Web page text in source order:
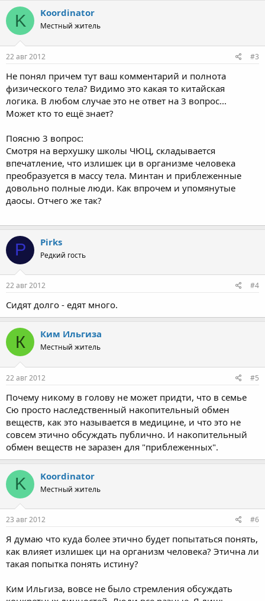
K Koordinator
Местный житель
22 авг 2012 #3
Не понял причем тут ваш комментарий и полнота
физического тела? Видимо это какая то китайская
логика. В любом случае это не ответ на 3 вопрос...
Может кто то ещё знает?
Поясню 3 вопрос:
Смотря на верхушку школы ЧЮЦ, складывается
впечатление, что излишек ци в организме человека
преобразуется в массу тела. Минтан и приблеженные
довольно полные люди. Как впрочем и упомянутые
даосы. Отчего же так?
P Pirks
Редкий гость
22 авг 2012 #4
Сидят долго - едят много.
К Ким Ильгиза
Местный житель
22 авг 2012 #5
Почему никому в голову не может придти, что в семье
Сю просто наследственный накопительный обмен
веществ, как это называется в медицине, и что это не
совсем этично обсуждать публично. И накопительный
обмен веществ не заразен для "приблеженных".
K Koordinator
Местный житель
23 авг 2012 #6
Я думаю что куда более этично будет попытаться понять,
как влияет излишек ци на организм человека? Этична ли
такая попытка понять истину?
Ким Ильгиза, вовсе не было стремления обсуждать